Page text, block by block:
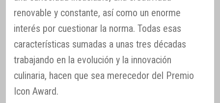
renovable y constante, así como un enorme
interés por cuestionar la norma. Todas esas
características sumadas a unas tres décadas
trabajando en la evolución y la innovación
culinaria, hacen que sea merecedor del Premio
Icon Award.